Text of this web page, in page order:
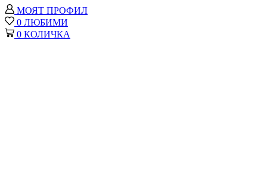
МОЯТ ПРОФИЛ
0 ЛЮБИМИ
0 КОЛИЧКА